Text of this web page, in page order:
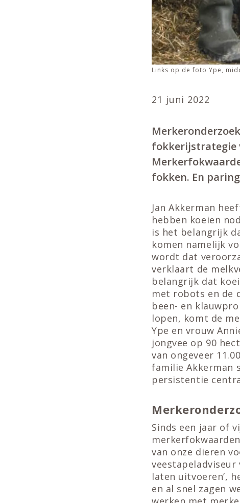
Links op de foto Ype,
21 juni 2022
fokkerijstrategie
fokken. En
Jan Akkerman
hebben koeien
is het belangrijk
komen namelijk
wordt dat
verklaart de
belangrijk dat
met robots en de
been- en
lopen, komt de
Ype en vrouw
jongvee op 90
van ongeveer
familie Akkerman
persistentie
Sinds een jaar of
van onze dieren
veestapeladviseur
laten uitvoeren’,
en al snel zagen